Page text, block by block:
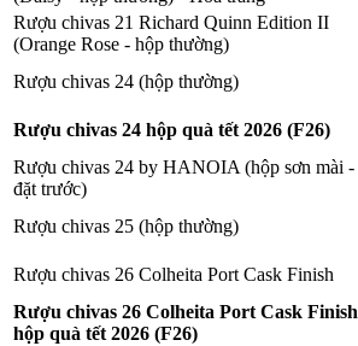
Rượu chivas 21 Richard Quinn Edition II
(Orange Rose - hộp thường)
Rượu chivas 24 (hộp thường)
Rượu chivas 24 hộp quà tết 2026 (F26)
Rượu chivas 24 by HANOIA (hộp sơn mài -
đặt trước)
Rượu chivas 25 (hộp thường)
Rượu chivas 26 Colheita Port Cask Finish
Rượu chivas 26 Colheita Port Cask Finish
hộp quà tết 2026 (F26)